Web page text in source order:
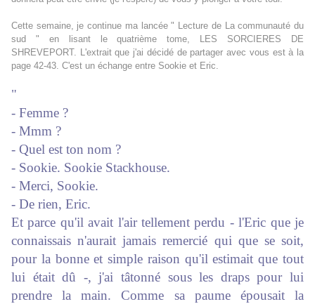
Cette semaine, je continue ma lancée " Lecture de La communauté du
sud " en lisant le quatrième tome, LES SORCIERES DE
SHREVEPORT. L'extrait que j'ai décidé de partager avec vous est à la
page 42-43. C'est un échange entre Sookie et Eric.
"
- Femme ?
- Mmm ?
- Quel est ton nom ?
- Sookie. Sookie Stackhouse.
- Merci, Sookie.
- De rien, Eric.
Et parce qu'il avait l'air tellement perdu - l'Eric que je
connaissais n'aurait jamais remercié qui que se soit,
pour la bonne et simple raison qu'il estimait que tout
lui était dû -, j'ai tâtonné sous les draps pour lui
prendre la main. Comme sa paume épousait la